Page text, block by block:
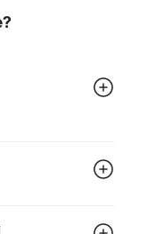
beschädigt
gehen